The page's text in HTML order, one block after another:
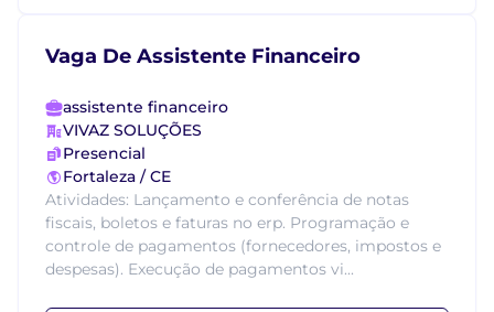
Vaga De Assistente Financeiro
assistente financeiro
VIVAZ SOLUÇÕES
Presencial
Fortaleza / CE
Atividades: Lançamento e conferência de notas
fiscais, boletos e faturas no erp. Programação e
controle de pagamentos (fornecedores, impostos e
despesas). Execução de pagamentos vi...